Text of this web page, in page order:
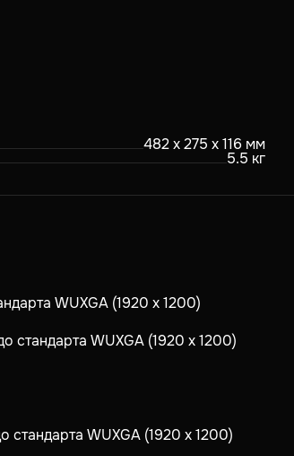
482 x 275 x 116 мм
5.5 кг
WUXGA (1920 x 1200)
стандарта WUXGA (1920 x 1200)
WUXGA (1920 x 1200)